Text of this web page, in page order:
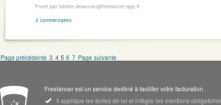
Posté par fabrice.delaneau@freelancer-app.fr
2 commentaires
Page précédente 3 4 5 6 7 Page suivante
Freelancer est un service destiné à faciliter votre facturation.
Il applique les textes de loi et intègre les mentions